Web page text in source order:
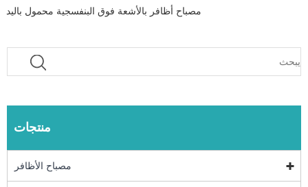
مصباح أظافر بالأشعة فوق البنفسجية محمول باليد
منتجات
مصباح الأظافر